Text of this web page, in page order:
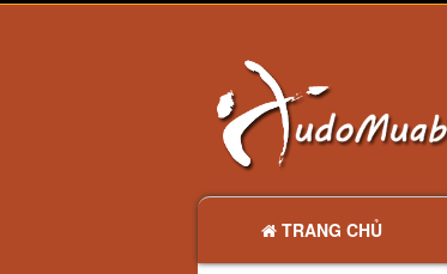
TRANG CHỦ